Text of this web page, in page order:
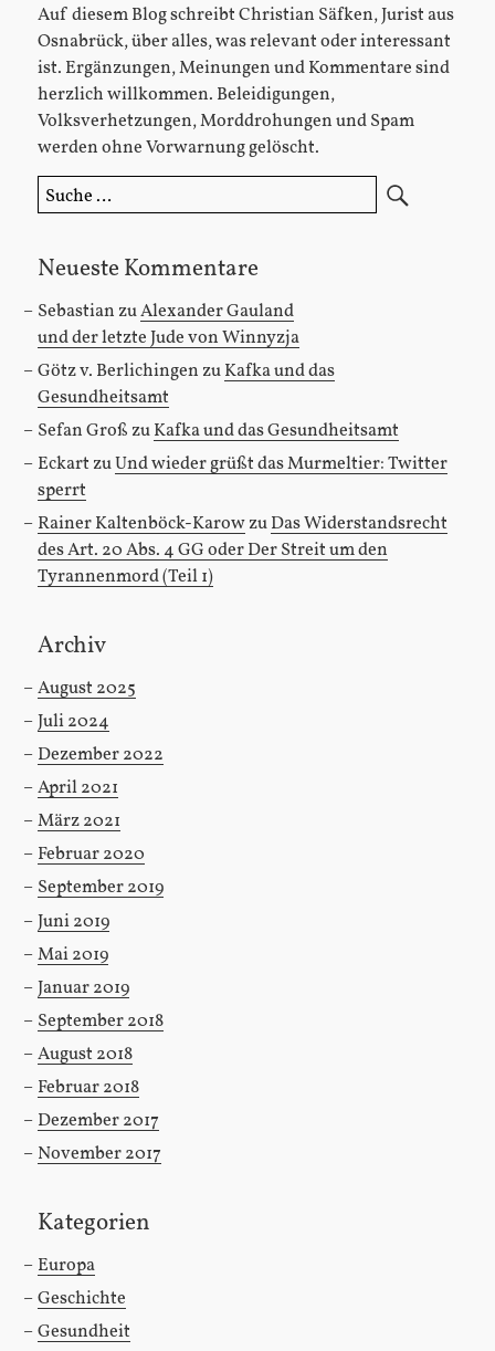
Auf diesem Blog schreibt Christian Säfken, Jurist aus
Osnabrück, über alles, was relevant oder interessant
ist. Ergänzungen, Meinungen und Kommentare sind
herzlich willkommen. Beleidigungen,
Volksverhetzungen, Morddrohungen und Spam
werden ohne Vorwarnung gelöscht.
Suche
nach:
Neueste Kommentare
Sebastian zuAlexander Gauland
und der letzte Jude von Winnyzja
Götz v. Berlichingen zuKafka und das
Gesundheitsamt
Sefan Groß zuKafka und das Gesundheitsamt
Eckart zuUnd wieder grüßt das Murmeltier: Twitter
sperrt
Rainer Kaltenböck-KarowzuDas Widerstandsrecht
des Art. 20 Abs. 4 GG oder Der Streit um den
Tyrannenmord (Teil 1)
Archiv
August 2025
Juli 2024
Dezember 2022
April 2021
März 2021
Februar 2020
September 2019
Juni 2019
Mai 2019
Januar 2019
September 2018
August 2018
Februar 2018
Dezember 2017
November 2017
Kategorien
Europa
Geschichte
Gesundheit